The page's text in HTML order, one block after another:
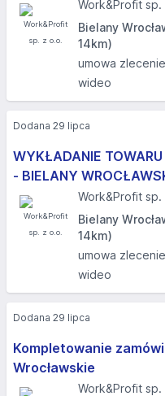
Work&Profit sp.
Bielany
14km)
umowa zlecenie
wideo
WYKŁADANIE
- BIELANY
Work&Profit sp.
Bielany
14km)
umowa zlecenie
wideo
Dodana 29 lipca
Kompletowanie
Wrocławskie
Work&Profit sp.
Dodana 29 lipca